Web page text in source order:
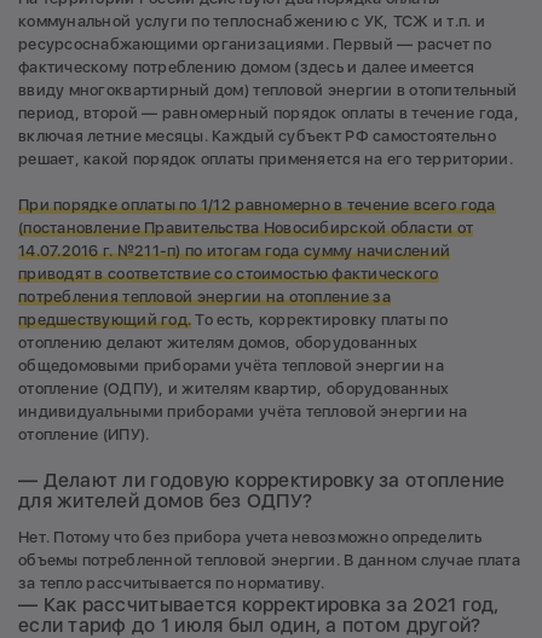
коммунальной услуги по теплоснабжению с УК, ТСЖ и т.п. и
ресурсоснабжающими организациями. Первый — расчет по
фактическому потреблению домом (здесь и далее имеется
ввиду многоквартирный дом) тепловой энергии в отопительный
период, второй — равномерный порядок оплаты в течение года,
включая летние месяцы. Каждый субъект РФ самостоятельно
решает, какой порядок оплаты применяется на его территории.
При порядке оплаты по 1/12 равномерно в течение всего года
(постановление Правительства Новосибирской области от
14.07.2016 г. №211-п) по итогам года сумму начислений
приводят в соответствие со стоимостью фактического
потребления тепловой энергии на отопление за
предшествующий год. То есть, корректировку платы по
отоплению делают жителям домов, оборудованных
общедомовыми приборами учёта тепловой энергии на
отопление (ОДПУ), и жителям квартир, оборудованных
индивидуальными приборами учёта тепловой энергии на
отопление (ИПУ).
— Делают ли годовую корректировку за отопление
для жителей домов без ОДПУ?
Нет. Потому что без прибора учета невозможно определить
объемы потребленной тепловой энергии. В данном случае плата
за тепло рассчитывается по нормативу.
— Как рассчитывается корректировка за 2021 год,
если тариф до 1 июля был один, а потом другой?